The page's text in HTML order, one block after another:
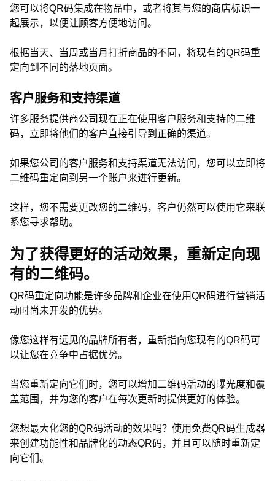
您可以将QR码集成在物品中，或者将其与您的商店标识一
起展示，以便让顾客方便地访问。
根据当天、当周或当月打折商品的不同，将现有的QR码重
定向到不同的落地页面。
客户服务和支持渠道
许多服务提供商公司现在正在使用客户服务和支持的二维
码，立即将他们的客户直接引导到正确的渠道。
如果您公司的客户服务和支持渠道无法访问，您可以立即将
二维码重定向到另一个账户来进行更新。
这样，您不需要更改您的二维码，客户仍然可以使用它来联
系您寻求帮助。
为了获得更好的活动效果，重新定向现
有的二维码。
QR码重定向功能是许多品牌和企业在使用QR码进行营销活
动时尚未开发的优势。
像您这样有远见的品牌所有者，重新指向您现有的QR码可
以让您在竞争中占据优势。
当您重新定向它们时，您可以增加二维码活动的曝光度和覆
盖范围，并为您的客户在每次更新时提供更好的体验。
您想最大化您的QR码活动的效果吗？使用免费QR码生成器
来创建功能性和品牌化的动态QR码，并且可以随时重新定
向它们。